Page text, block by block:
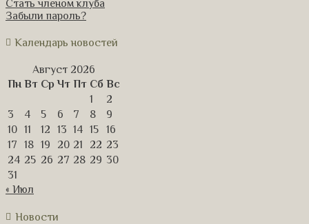
Стать членом клуба
Забыли пароль?
Календарь новостей
Август 2026
Пн Вт Ср Чт Пт Сб Вс
1
2
3
4 5 6 7 8
9
10 11 12 13 14 15
16
17
18 19 20 21 22 23
24 25 26 27 28 29 30
31
« Июл
Новости